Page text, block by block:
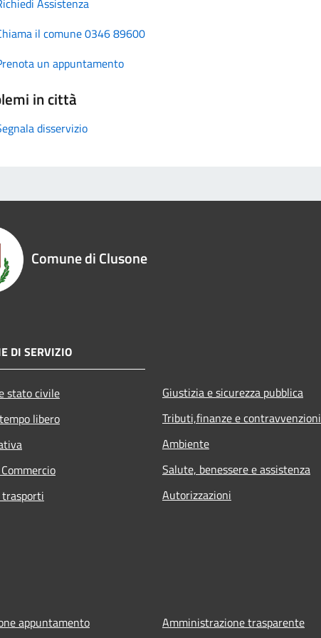
il comune 0346 89600
un appuntamento
in città
disservizio
Comune di Clusone
DI SERVIZIO
stato civile
libero
Giustizia e sicurezza pubblica
Tributi,finanze e contravvenzioni
Ambiente
Salute, benessere e assistenza
Autorizzazioni
appuntamento Amministrazione trasparente